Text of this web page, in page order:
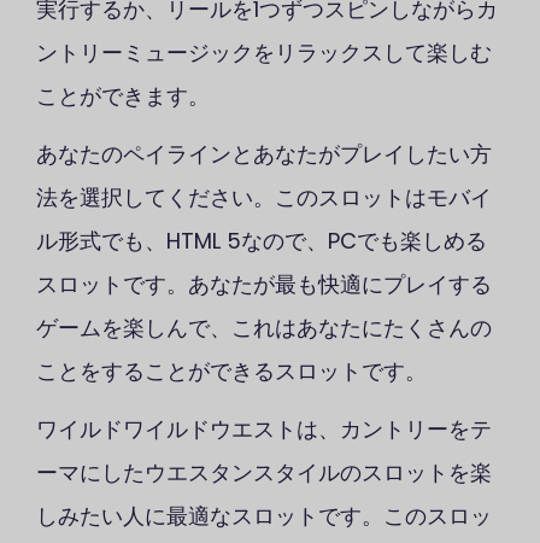
実行するか、リールを1つずつスピンしながらカ
ントリーミュージックをリラックスして楽しむ
ことができます。
あなたのペイラインとあなたがプレイしたい方
法を選択してください。このスロットはモバイ
ル形式でも、HTML 5なので、PCでも楽しめる
スロットです。あなたが最も快適にプレイする
ゲームを楽しんで、これはあなたにたくさんの
ことをすることができるスロットです。
ワイルドワイルドウエストは、カントリーをテ
ーマにしたウエスタンスタイルのスロットを楽
しみたい人に最適なスロットです。このスロッ